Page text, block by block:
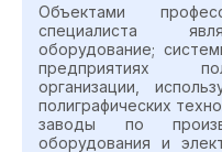
Объектами
специалиста
оборудование;
предприятиях
организации,
полиграфических
заводы по
оборудования и